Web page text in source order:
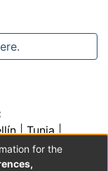
|Tunja|
de la Orden de
for the